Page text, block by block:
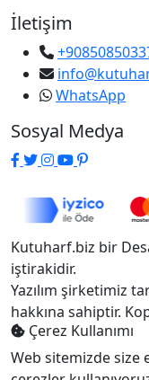
İletişim
WhatsApp
Sosyal Medya
Kutuharf.biz bir
iştirakidir.
Yazılım şirketimiz
hakkına sahiptir.
Çerez Kullanımı
Web sitemizde size